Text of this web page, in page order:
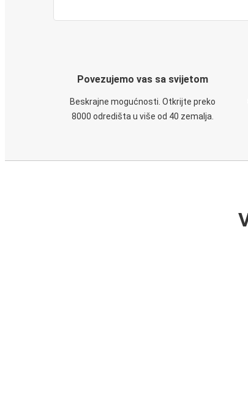
Povezujemo vas sa svijetom
Beskrajne mogućnosti. Otkrijte preko
8000 odredišta u više od 40 zemalja.